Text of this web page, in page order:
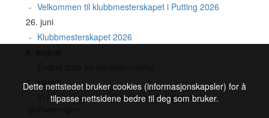
Velkommen til klubbmesterskapet i Putting 2026
26. juni
Klubbmesterskapet 2026
6. august
Vi i Damekomiteen gleder oss til resten av
Dette nettstedet bruker cookies (informasjonskapsler) for å
tilpasse nettsidene bedre til deg som bruker.